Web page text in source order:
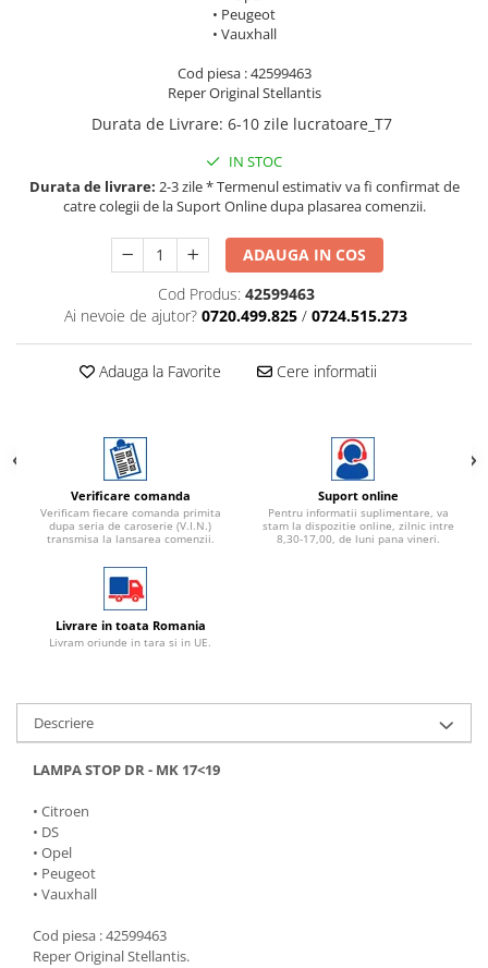
• Peugeot
• Vauxhall
Cod piesa : 42599463
Reper Original Stellantis
Durata de Livrare: 6-10 zile lucratoare_T7
IN STOC
Durata de livrare: 2-3 zile * Termenul estimativ va fi confirmat de
catre colegii de la Suport Online dupa plasarea comenzii.
ADAUGA IN COS
Cod Produs: 42599463
Ai nevoie de ajutor? 0720.499.825 / 0724.515.273
Adauga la Favorite Cere informatii
Verificare comanda
Verificam fiecare comanda primita
dupa seria de caroserie (V.I.N.)
transmisa la lansarea comenzii.
Suport online
Pentru informatii suplimentare, va
stam la dispozitie online, zilnic intre
8,30-17,00, de luni pana vineri.
Livrare in toata Romania
Livram oriunde in tara si in UE.
Descriere
LAMPA STOP DR - MK 17<19
• Citroen
• DS
• Opel
• Peugeot
• Vauxhall
Cod piesa : 42599463
Reper Original Stellantis.